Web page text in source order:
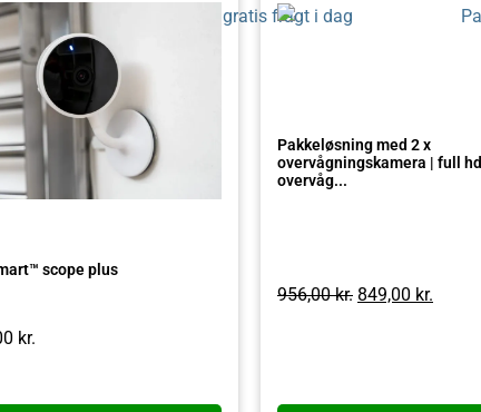
scope plus
kr.
Pakkeløsning med 2 x
overvågningskamera | full hd
overvåg...
956,00kr. 849,00 kr.